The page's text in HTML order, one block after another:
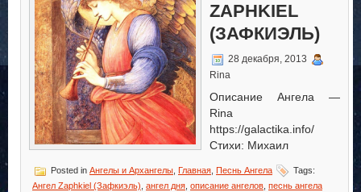
ZAPHKIEL
(ЗАФКИЭЛЬ)
28 декабря, 2013
Rina
Описание Ангела —
Rina
https://galactika.info/
Стихи: Михаил
Posted in Ангелы и Архангелы Главная Песнь Ангела
Tags:
Ангел Zaphkiel (Зафкиэль) ангел дня описание ангелов песнь ангела